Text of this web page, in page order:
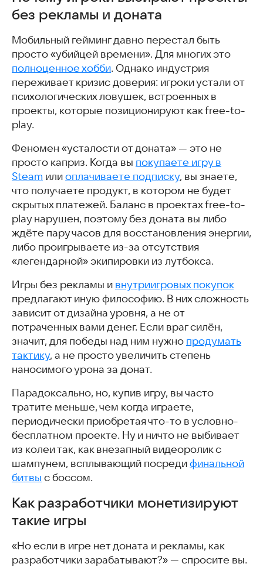
Warpath: Элитный снайпер
Doomsday: Last Survivors
Tanks Blitz
Pirate Ships
WHO IS AWESOME
Tengami
Скачать игры без рекламы и доната
Часто задаваемые вопросы
Интересные и похожие статьи
без рекламы и доната
Мобильный гейминг давно перестал быть
просто «убийцей времени». Для многих это
полноценное хобби. Однако индустрия
переживает кризис доверия: игроки устали от
психологических ловушек, встроенных в
проекты, которые позиционируют как free-to-
play.
Феномен «усталости от доната» — это не
просто каприз. Когда вы покупаете игру в
Steam или оплачиваете подписку, вы знаете,
что получаете продукт, в котором не будет
скрытых платежей. Баланс в проектах free-to-
play нарушен, поэтому без доната вы либо
ждёте пару часов для восстановления энергии,
либо проигрываете из-за отсутствия
«легендарной» экипировки из лутбокса.
Игры без рекламы и внутриигровых покупок
предлагают иную философию. В них сложность
зависит от дизайна уровня, а не от
потраченных вами денег. Если враг силён,
значит, для победы над ним нужно продумать
тактику, а не просто увеличить степень
наносимого урона за донат.
Парадоксально, но, купив игру, вы часто
тратите меньше, чем когда играете,
периодически приобретая что-то в условно-
бесплатном проекте. Ну и ничто не выбивает
из колеи так, как внезапный видеоролик с
шампунем, всплывающий посреди финальной
битвы с боссом.
Как разработчики монетизируют
такие игры
«Но если в игре нет доната и рекламы, как
разработчики зарабатывают?» — спросите вы.